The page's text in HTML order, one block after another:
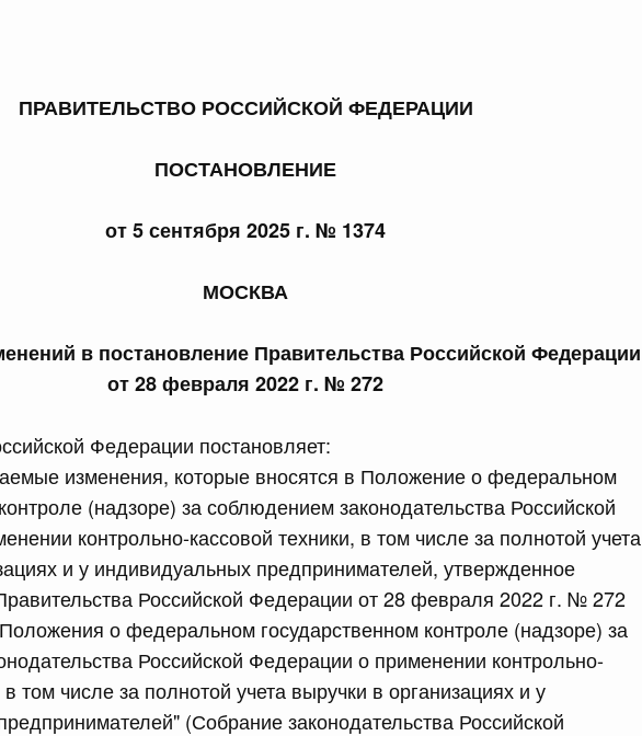
ПРАВИТЕЛЬСТВО РОССИЙСКОЙ ФЕДЕРАЦИИ
ПОСТАНОВЛЕНИЕ
от 5 сентября 2025 г. № 1374
МОСКВА
в постановление Правительства Российской Федерации
от 28 февраля 2022 г. № 272
Федерации постановляет:
изменения, которые вносятся в Положение о федеральном
(надзоре) за соблюдением законодательства Российской
контрольно-кассовой техники, в том числе за полнотой учета
и у индивидуальных предпринимателей, утвержденное
Российской Федерации от 28 февраля 2022 г. № 272
о федеральном государственном контроле (надзоре) за
Российской Федерации о применении контрольно-
в том числе за полнотой учета выручки в организациях и у
(Собрание законодательства Российской
к ним
июля, пятница
Федерации от 24.07.2026 г. № 933
Российской Федерации по обязательному
июля, четверг
Федерации от 23.07.2026 г. № 927